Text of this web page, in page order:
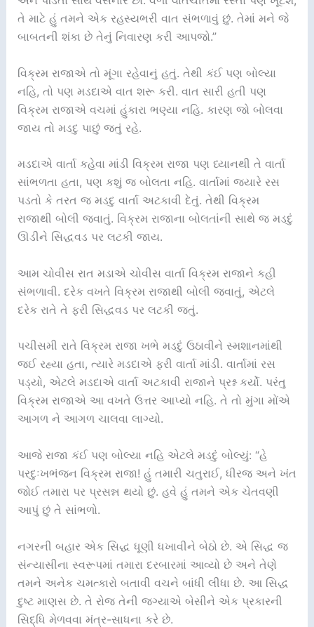
તે માટે હું તમને એક રહસ્યભરી વાત સંભળાવું છું. તેમાં મને જે
બાબતની શંકા છે તેનું નિવારણ કરી આપજો.”
વિક્રમ રાજાએ તો મૂંગા રહેવાનું હતું. તેથી કંઈ પણ બોલ્યા
નહિ, તો પણ મડદાએ વાત શરૂ કરી. વાત સારી હતી પણ
વિક્રમ રાજાએ વચમાં હુંકારા ભણ્યા નહિ. કારણ જો બોલવા
જાય તો મડદુ પાછું જતું રહે.
મડદાએ વાર્તા કહેવા માંડી વિક્રમ રાજા પણ ધ્યાનથી તે વાર્તા
સાંભળતા હતા, પણ કશું જ બોલતા નહિ. વાર્તામાં જ્યારે રસ
પડતો કે તરત જ મડદુ વાર્તા અટકાવી દેતું. તેથી વિક્રમ
રાજાથી બોલી જવાતું. વિક્રમ રાજાના બોલતાંની સાથે જ મડદું
ઊડીને સિદ્ધવડ પર લટકી જાય.
આમ ચોવીસ રાત મડાએ ચોવીસ વાર્તા વિક્રમ રાજાને કહી
સંભળાવી. દરેક વખતે વિક્રમ રાજાથી બોલી જવાતું, એટલે
દરેક રાતે તે ફરી સિદ્ધવડ પર લટકી જતું.
પચીસમી રાતે વિક્રમ રાજા ખભે મડદું ઉઠાવીને સ્મશાનમાંથી
જઈ રહ્યા હતા, ત્યારે મડદાએ ફરી વાર્તા માંડી. વાર્તામાં રસ
પડ્યો, એટલે મડદાએ વાર્તા અટકાવી રાજાને પ્રશ્ન કર્યો. પરંતુ
વિક્રમ રાજાએ આ વખતે ઉત્તર આપ્યો નહિ. તે તો મુંગા મોંએ
આગળ ને આગળ ચાલવા લાગ્યો.
આજે રાજા કંઈ પણ બોલ્યા નહિ એટલે મડદું બોલ્યું: “હે
પરદુઃખભંજન વિક્રમ રાજા! હું તમારી ચતુરાઈ, ધીરજ અને ખંત
જોઈ તમારા પર પ્રસન્ન થયો છું. હવે હું તમને એક ચેતવણી
આપું છું તે સાંભળો.
નગરની બહાર એક સિદ્ધ ધૂણી ધખાવીને બેઠો છે. એ સિદ્ધ જ
સંન્યાસીના સ્વરૂપમાં તમારા દરબારમાં આવ્યો છે અને તેણે
તમને અનેક ચમત્કારો બતાવી વચને બાંધી લીધા છે. આ સિદ્ધ
દુષ્ટ માણસ છે. તે રોજ તેની જગ્યાએ બેસીને એક પ્રકારની
સિદ્ધિ મેળવવા મંત્ર-સાધના કરે છે.